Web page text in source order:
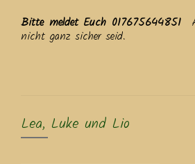
Bitte meldet Euch 017675644851
nicht ganz sicher seid.
Lea, Luke und Lio